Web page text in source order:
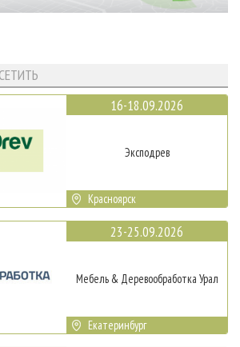
16-18.09.2026
Эксподрев
Красноярск
23-25.09.2026
Мебель & Деревообработка Урал
Екатеринбург